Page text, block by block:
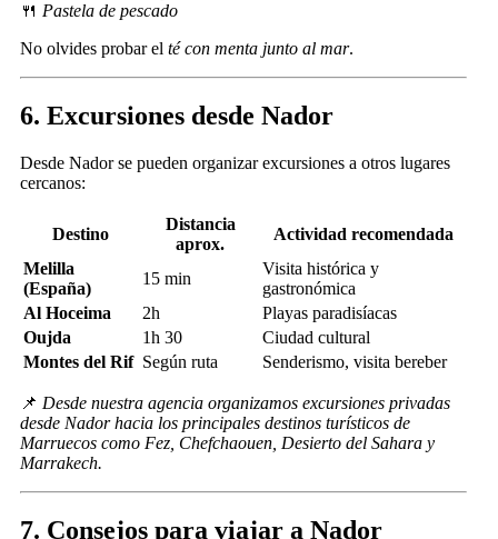
🍴 Pastela de pescado
No olvides probar el té con menta junto al mar.
6. Excursiones desde Nador
Desde Nador se pueden organizar excursiones a otros lugares
cercanos:
Destino
Distancia
aprox.
Actividad recomendada
Melilla
(España)
15 min
Visita histórica y
gastronómica
Al Hoceima
2h
Playas paradisíacas
Oujda
1h 30
Ciudad cultural
Montes del Rif Según ruta Senderismo, visita bereber
📌 Desde nuestra agencia organizamos excursiones privadas
desde Nador hacia los principales destinos turísticos de
Marruecos como Fez, Chefchaouen, Desierto del Sahara y
Marrakech.
7. Consejos para viajar a Nador